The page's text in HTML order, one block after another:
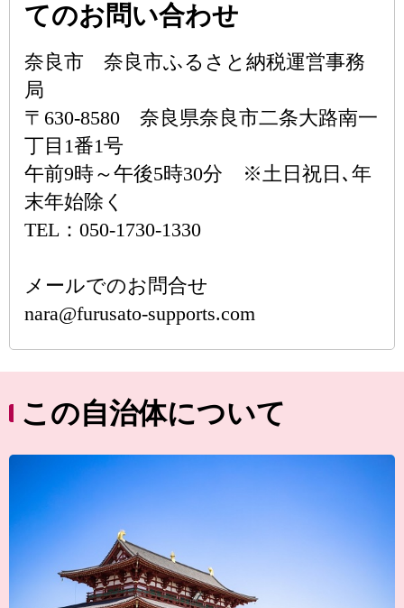
てのお問い合わせ
奈良市 奈良市ふるさと納税運営事務
局
〒630-8580 奈良県奈良市二条大路南一
丁目1番1号
午前9時～午後5時30分 ※土日祝日､年
末年始除く
TEL：050-1730-1330
メールでのお問合せ
nara@furusato-supports.com
この自治体について